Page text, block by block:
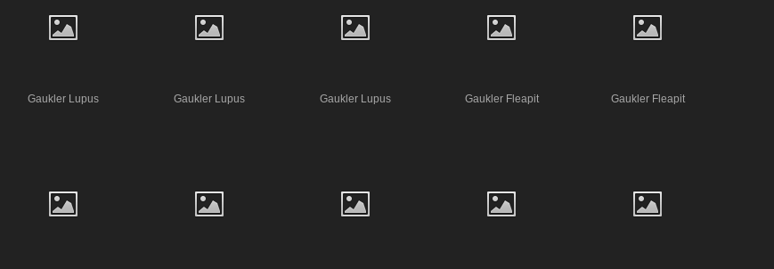
Gaukler Lupus Gaukler Lupus Gaukler Lupus Gaukler Fleapit Gaukler Fleapit